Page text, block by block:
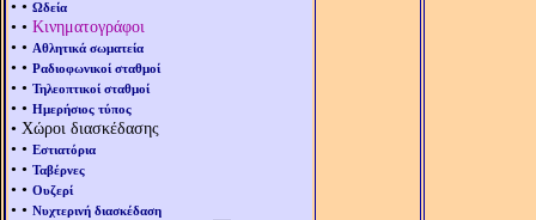
• • Ωδεία
• • Κινηματογράφοι
• • Αθλητικά σωματεία
• • Ραδιοφωνικοί σταθμοί
• • Τηλεοπτικοί σταθμοί
• • Ημερήσιος τύπος
• Χώροι διασκέδασης
• • Εστιατόρια
• • Ταβέρνες
• • Ουζερί
• • Νυχτερινή διασκέδαση